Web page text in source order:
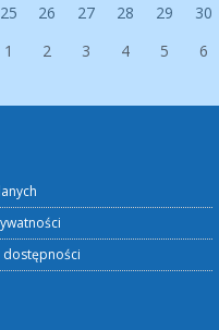
25 26 27 28 29
30
1 2 3 4 5 6
dostępności